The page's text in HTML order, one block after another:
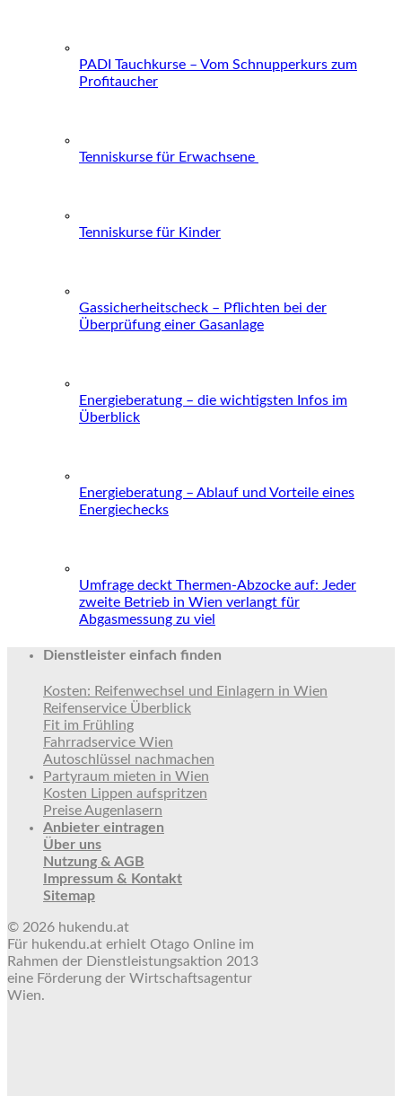
PADI Tauchkurse – Vom Schnupperkurs zum
Profitaucher
Tenniskurse für Erwachsene
Tenniskurse für Kinder
Gassicherheitscheck – Pflichten bei der
Überprüfung einer Gasanlage
Energieberatung – die wichtigsten Infos im
Überblick
Energieberatung – Ablauf und Vorteile eines
Energiechecks
Umfrage deckt Thermen-Abzocke auf: Jeder
zweite Betrieb in Wien verlangt für
Abgasmessung zu viel
Dienstleister einfach finden
Kosten: Reifenwechsel und Einlagern in Wien
Reifenservice Überblick
Fit im Frühling
Fahrradservice Wien
Autoschlüssel nachmachen
Partyraum mieten in Wien
Kosten Lippen aufspritzen
Preise Augenlasern
Anbieter eintragen
Über uns
Nutzung & AGB
Impressum & Kontakt
Sitemap
© 2026 hukendu.at
Für hukendu.at erhielt Otago Online im
Rahmen der Dienstleistungsaktion 2013
eine Förderung der Wirtschaftsagentur
Wien.